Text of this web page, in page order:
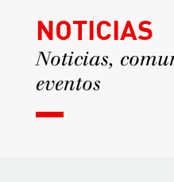
NOTICIAS
Noticias,
eventos